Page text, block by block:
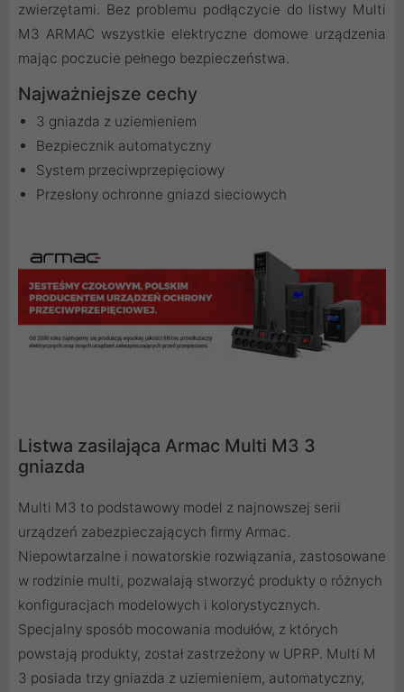
zwierzętami. Bez problemu podłączycie do listwy Multi
M3 ARMAC wszystkie elektryczne domowe urządzenia
mając poczucie pełnego bezpieczeństwa.
Najważniejsze cechy
3 gniazda z uziemieniem
Bezpiecznik automatyczny
System przeciwprzepięciowy
Przesłony ochronne gniazd sieciowych
Listwa zasilająca Armac Multi M3 3
gniazda
Multi M3 to podstawowy model z najnowszej serii
urządzeń zabezpieczających firmy Armac.
Niepowtarzalne i nowatorskie rozwiązania, zastosowane
w rodzinie multi, pozwalają stworzyć produkty o różnych
konfiguracjach modelowych i kolorystycznych.
Specjalny sposób mocowania modułów, z których
powstają produkty, został zastrzeżony w UPRP. Multi M
3 posiada trzy gniazda z uziemieniem, automatyczny,